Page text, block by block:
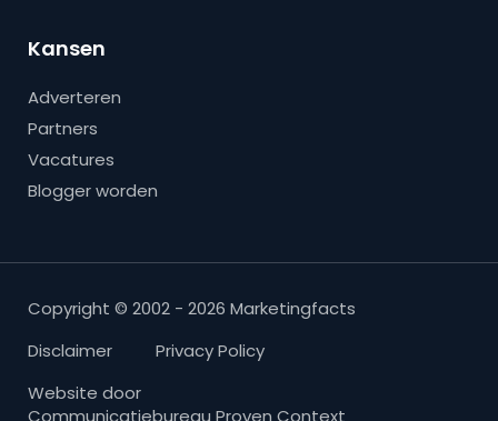
Kansen
Adverteren
Partners
Vacatures
Blogger worden
Copyright © 2002 - 2026 Marketingfacts
Disclaimer
Privacy Policy
Website door
Communicatiebureau Proven Context